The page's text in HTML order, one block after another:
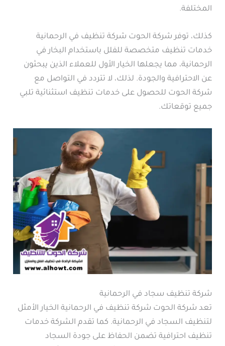
المختلفة.
كذلك، توفر شركة الحوت شركة تنظيف في الرحمانية
خدمات تنظيف متخصصة للفلل باستخدام البخار في
الرحمانية، مما يجعلها الخيار الأول للعملاء الذين يبحثون
عن الاحترافية والجودة. لذلك، لا تتردد في التواصل مع
شركة الحوت للحصول على خدمات تنظيف استثنائية تلبي
جميع توقعاتك.
شركة تنظيف سجاد في الرحمانية
تعد شركة الحوت شركة تنظيف في الرحمانية الخيار الأمثل
لتنظيف السجاد في الرحمانية. كما تقدم الشركة خدمات
تنظيف احترافية تضمن الحفاظ على جودة السجاد